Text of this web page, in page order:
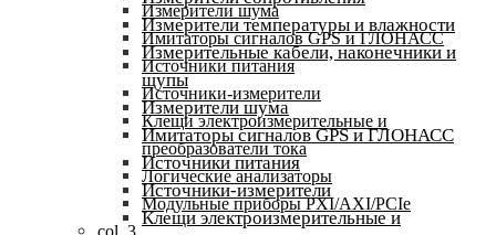
Измерители шума
Имитаторы сигналов GPS и ГЛОНАСС
Источники питания
Источники-измерители
Клещи электроизмерительные и
преобразователи тока
Логические анализаторы
Модульные приборы PXI/AXI/PCIe
col_3
Измерители температуры и влажности
Измерительные кабели, наконечники и
щупы
Измерители шума
Имитаторы сигналов GPS и ГЛОНАСС
Источники питания
Источники-измерители
Клещи электроизмерительные и